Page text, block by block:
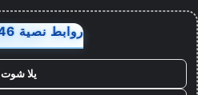
روابط نصية AA98746
يلا شوت